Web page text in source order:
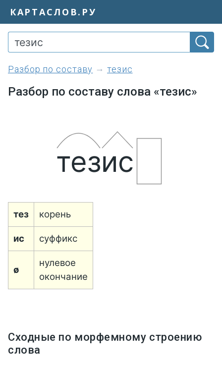
КАРТАСЛОВ.РУ
разбор по составу тезис
Разбор по составу слова «тезис»
тезис
тез корень
ис суффикс
ø
нулевое
окончание
Сходные по морфемному строению
слова